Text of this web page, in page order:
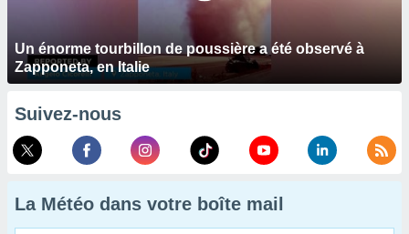
Un énorme tourbillon de poussière a été observé à
Zapponeta, en Italie
Suivez-nous
La Météo dans votre boîte mail